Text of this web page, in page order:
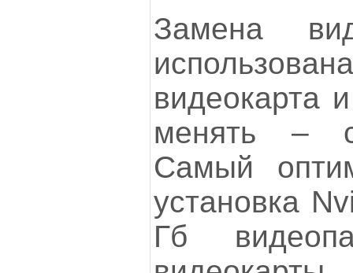
Замена
видеокарта
менять –
Самый
установка
Гб